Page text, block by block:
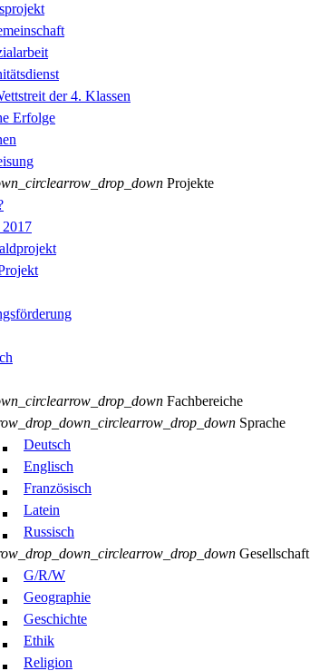
der 4. Klassen
Erfolge
arrow_drop_down Projekte
2017
arrow_drop_down Fachbereiche
arrow_drop_down Sprache
Deutsch
Englisch
Französisch
Latein
Russisch
arrow_drop_down Gesellschaft
G/R/W
Geographie
Geschichte
Ethik
Religion